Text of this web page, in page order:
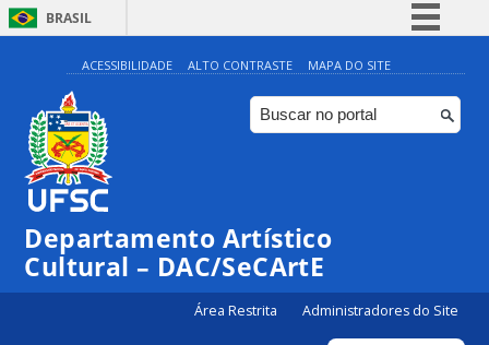
BRASIL
Simplifique!
Comunica BR
Participe
Canais
ACESSIBILIDADE ALTO CONTRASTE MAPA DO SITE
Departamento Artístico
Cultural – DAC/SeCArtE
Área Restrita Administradores do Site